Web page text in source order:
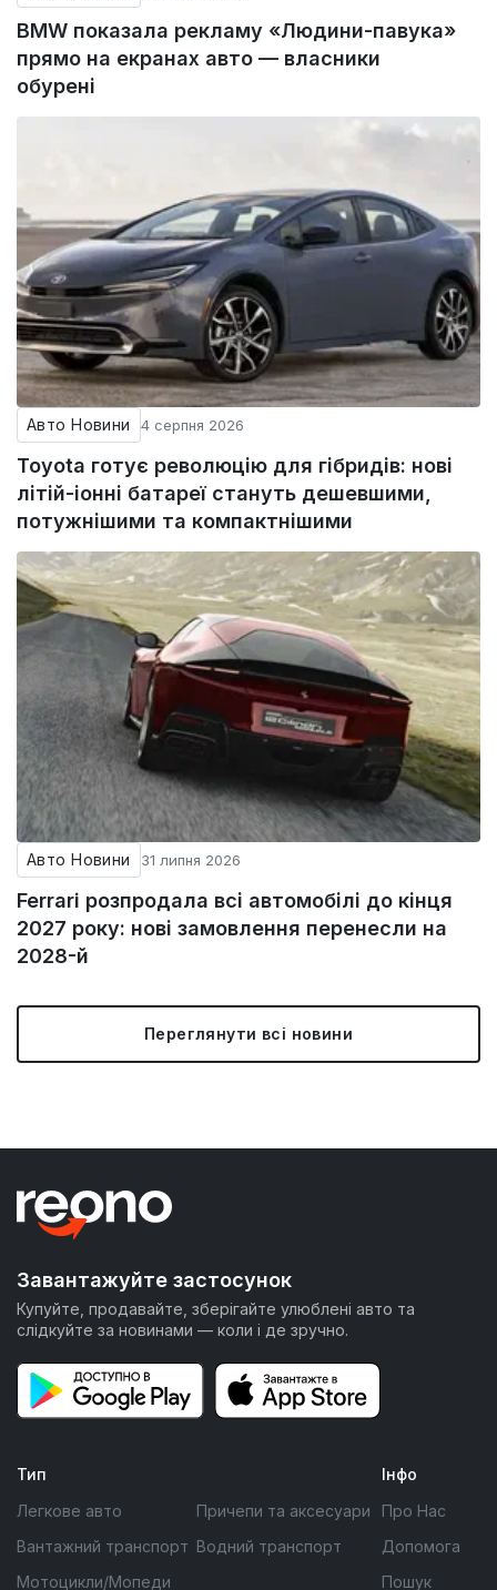
BMW показала рекламу «Людини-павука»
прямо на екранах авто — власники
обурені
Авто Новини 4 серпня 2026
Toyota готує революцію для гібридів: нові
літій-іонні батареї стануть дешевшими,
потужнішими та компактнішими
Авто Новини 31 липня 2026
Ferrari розпродала всі автомобілі до кінця
2027 року: нові замовлення перенесли на
2028-й
Переглянути всі новини
Завантажуйте застосунок
Купуйте, продавайте, зберігайте улюблені авто та
слідкуйте за новинами — коли і де зручно.
Тип
Легкове авто
Вантажний транспорт
Мотоцикли/Мопеди
Причепи та аксесуари
Водний транспорт
Інфо
Про Нас
Допомога
Пошук